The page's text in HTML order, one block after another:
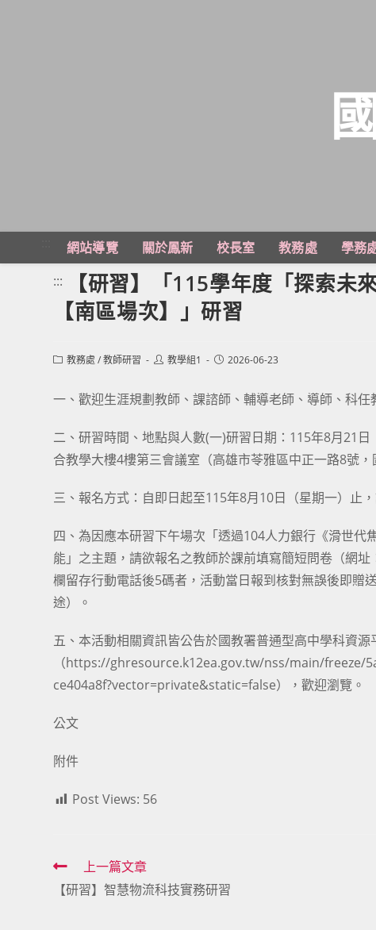
主
網站導覽 關於鳳新 校長室 教務處 學務
:::
【研習】「115學年度「探索未
【南區場次】」研習
Post教務處 /教師研習
Post教學組1
Post2026-06-23
一、歡迎生涯規劃教師、課諮師、輔導老師、導師、科
二、研習時間、地點與人數(一)研習日期：115年8月21
合教學大樓4樓第三會議室（高雄市苓雅區中正一路8號
三、報名方式：自即日起至115年8月10日（星期一）止
四、為因應本研習下午場次「透過104人力銀行《滑世代
能」之主題，請欲報名之教師於課前填寫簡短問卷（網
欄留存行動電話後5碼者，活動當日報到核對無誤後即贈
途）。
五、本活動相關資訊皆公告於國教署普通型高中學科資
（https://ghresource.k12ea.gov.tw/nss/main/freeze/
ce404a8f?vector=private&static=false），歡迎瀏覽。
公文
附件
Post Views: 56
Read
more
上一篇文章
【研習】智慧物流科技實務研習